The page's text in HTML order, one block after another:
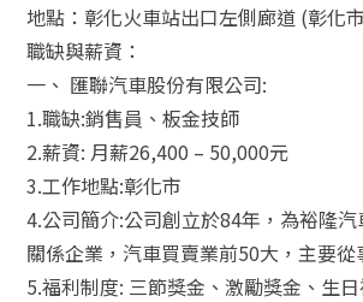
地點：彰化火車站出口左側廊道 (彰化
職缺與薪資：
一、 匯聯汽車股份有限公司:
1.職缺:銷售員、板金技師
2.薪資: 月薪26,400 – 50,000元
3.工作地點:彰化市
4.公司簡介:公司創立於84年，為裕隆
關係企業，汽車買賣業前50大，主要從
5.福利制度: 三節獎金、激勵獎金、生